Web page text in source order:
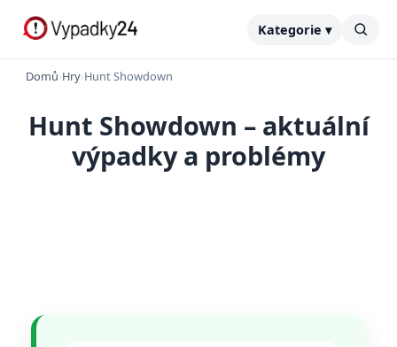
Kategorie ▾
Domů›Hry›Hunt Showdown
Hunt Showdown – aktuální
výpadky a problémy